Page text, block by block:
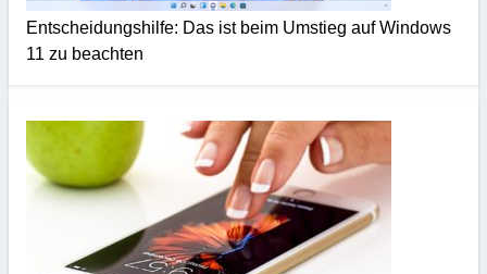
Entscheidungshilfe: Das ist beim Umstieg auf Windows
11 zu beachten